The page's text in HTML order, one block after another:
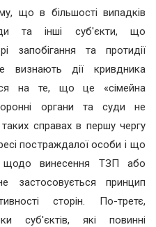
що в більшості випадків
та інші суб'єкти, що
запобігання та протидії
визнають дії кривдника
на те, що це «сімейна
органи та суди не
справах в першу чергу
постраждалої особи і що
щодо винесення ТЗП або
застосовується принцип
сторін. По-третє,
суб'єктів, які повинні